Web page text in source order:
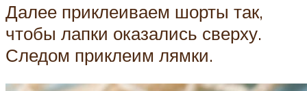
Далее приклеиваем шорты так,
чтобы лапки оказались сверху.
Следом приклеим лямки.